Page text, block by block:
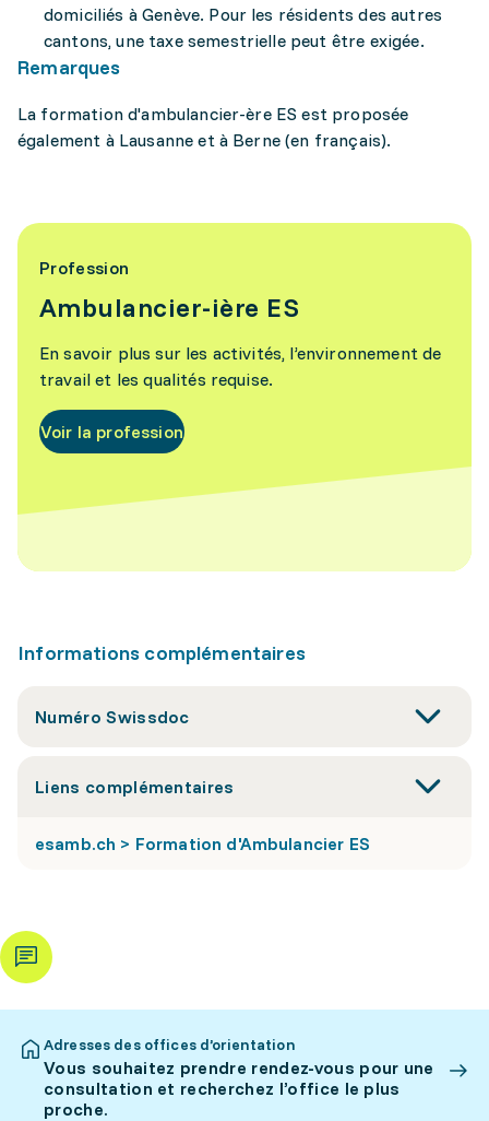
domiciliés à Genève. Pour les résidents des autres
cantons, une taxe semestrielle peut être exigée.
Remarques
La formation d'ambulancier-ère ES est proposée
également à Lausanne et à Berne (en français).
Profession
Ambulancier-ière ES
En savoir plus sur les activités, l’environnement de
travail et les qualités requise.
Voir la profession
Informations complémentaires
Numéro Swissdoc
Liens complémentaires
esamb.ch > Formation d'Ambulancier ES
Adresses des offices d’orientation
Vous souhaitez prendre rendez-vous pour une
consultation et recherchez l’office le plus
proche.